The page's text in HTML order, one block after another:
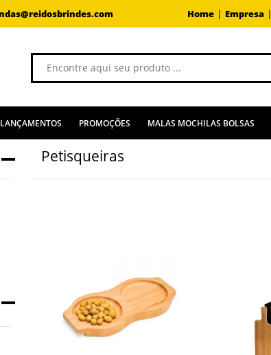
Home| Empresa|
LANÇAMENTOS PROMOÇÕES MALAS MOCHILAS BOLSAS
Petisqueiras